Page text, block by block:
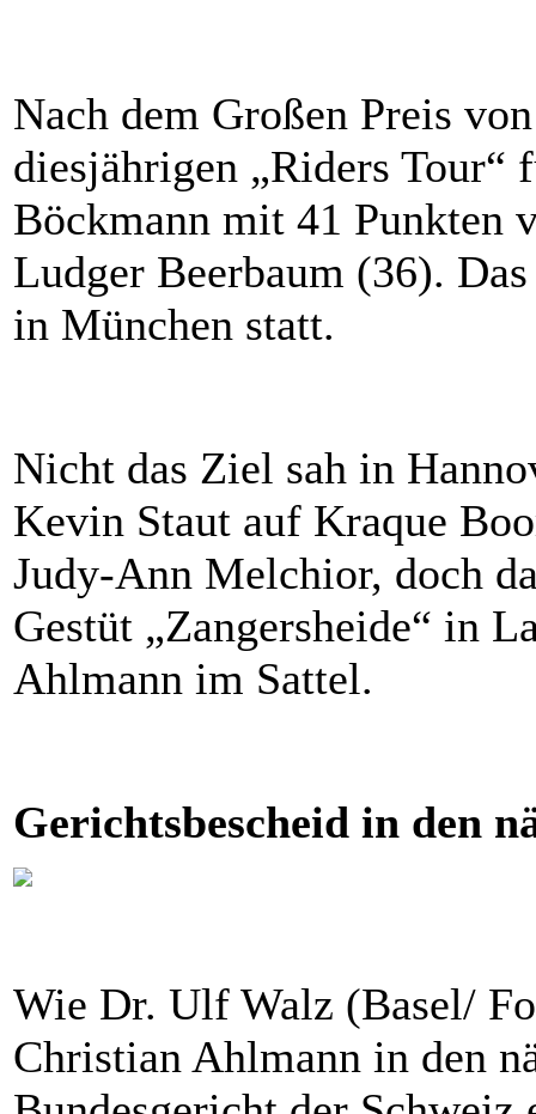
Nach dem Großen Preis
diesjährigen „Riders
Böckmann mit 41 Punkten
Ludger Beerbaum (36).
in München statt.
Nicht das Ziel sah in
Kevin Staut auf Kraque
Judy-Ann Melchior, doch
Gestüt „Zangersheide“ in
Ahlmann im Sattel.
Gerichtsbescheid in den
Wie Dr. Ulf Walz (Basel/
Christian Ahlmann in den